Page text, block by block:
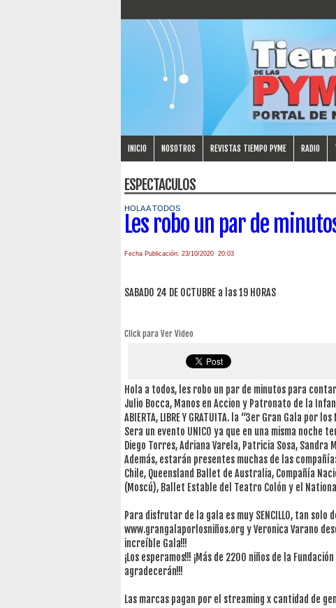
INICIO NOSOTROS REVISTAS TIEMPO PYME RADIO
ESPECTACULOS
HOLA A TODOS
Les robo un par de
Fecha Publicación: 23/10/2020 20:03
SABADO 24 DE OCTUBRE a las 19 HORAS
Click para Ver Video
Hola a todos, les robo un par de minutos para
Julio Bocca, Manos en Accion y Patronato de la
ABIERTA, LIBRE Y GRATUITA. la “3er Gran Gala por los
Sera un evento UNICO ya que en una misma
Diego Torres, Adriana Varela, Patricia Sosa, Sandra
Además, estarán presentes muchas de las
Chile, Queensland Ballet de Australia, Compañía
(Moscú), Ballet Estable del Teatro Colón y el
Para disfrutar de la gala es muy SENCILLO, tan
www.grangalaporlosniños.org y Veronica Varano
increíble Gala!!!
¡Los esperamos!!! ¡Más de 2200 niños de la
agradecerán!!!
Las marcas pagan por el streaming x cantidad de